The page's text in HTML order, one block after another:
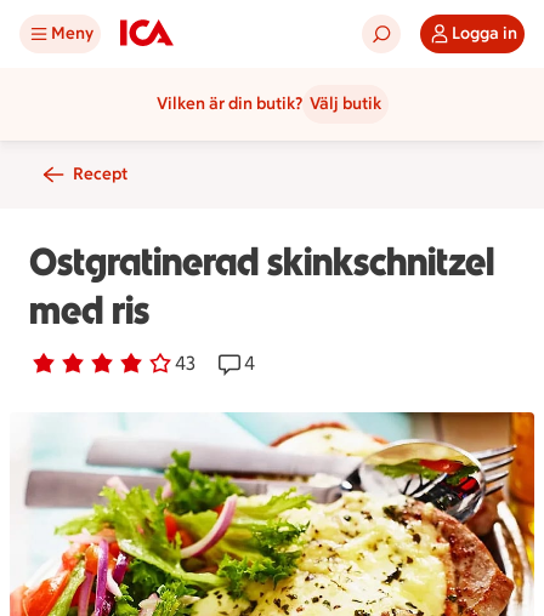
Meny Logga in
Vilken är din butik? Välj butik
Recept
Ostgratinerad skinkschnitzel
med ris
Betyg 3.8 av 5. 43
43 personer har röstatReceptet har 4 kommentarer
4